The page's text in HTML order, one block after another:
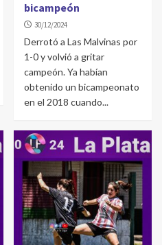
bicampeón
30/12/2024
Derrotó a Las Malvinas por
1-0 y volvió a gritar
campeón. Ya habían
obtenido un bicampeonato
en el 2018 cuando...